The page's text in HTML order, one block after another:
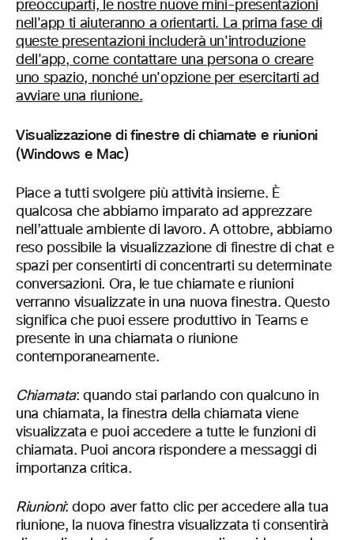
Visualizzazione di finestre di chiamate e riunioni
(Windows e Mac)
Piace a tutti svolgere più attività insieme. È
qualcosa che abbiamo imparato ad apprezzare
nell’attuale ambiente di lavoro. A ottobre, abbiamo
reso possibile la visualizzazione di finestre di chat e
spazi per consentirti di concentrarti su determinate
conversazioni. Ora, le tue chiamate e riunioni
verranno visualizzate in una nuova finestra. Questo
significa che puoi essere produttivo in Teams e
presente in una chiamata o riunione
contemporaneamente.
Chiamata: quando stai parlando con qualcuno in
una chiamata, la finestra della chiamata viene
visualizzata e puoi accedere a tutte le funzioni di
chiamata. Puoi ancora rispondere a messaggi di
importanza critica.
Riunioni: dopo aver fatto clic per accedere alla tua
riunione, la nuova finestra visualizzata ti consentirà